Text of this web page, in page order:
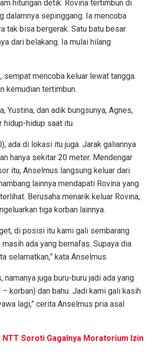
hitungan detik. Rovina tertimbun di
dalamnya sepinggang. Ia mencoba
tak bisa bergerak. Satu batu besar
dari belakang. Ia mulai hilang
sempat mencoba keluar lewat tangga.
kemudian tertimbun.
Yustina, dan adik bungsunya, Agnes,
hidup-hidup saat itu.
ada di lokasi itu juga. Jarak galiannya
hanya sekitar 20 meter. Mendengar
itu, Anselmus langsung keluar dari
lainnya mendapati Rovina yang
Berusaha menarik keluar Rovina,
tiga korban lainnya.
di posisi itu kami gali sembarang
ada yang bernafas. Supaya dia
selamatkan,” kata Anselmus.
namanya juga buru-buru jadi ada yang
korban) dan bahu. Jadi kami gali kasih
lagi,” cerita Anselmus pria asal
NTT Soroti Gagalnya Moratorium Izin